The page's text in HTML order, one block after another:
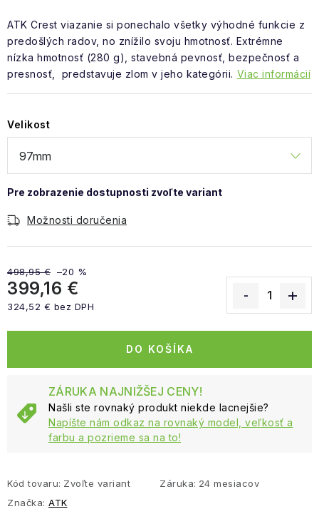
ATK Crest viazanie si ponechalo všetky výhodné funkcie z
predošlých radov, no znížilo svoju hmotnosť. Extrémne
nízka hmotnosť (280 g), stavebná pevnosť, bezpečnosť a
presnosť, predstavuje zlom v jeho kategórii. Viac informácií
Velikost
Možnosti doručenia
498,95 € –20 %
399,16 €
324,52 € bez DPH
DO KOŠÍKA
ZÁRUKA NAJNIŽŠEJ CENY!
Našli ste rovnaký produkt niekde lacnejšie?
Napíšte nám odkaz na rovnaký model, veľkosť a
farbu a pozrieme sa na to!
Kód tovaru: Zvoľte variant Záruka: 24 mesiacov
Značka: ATK